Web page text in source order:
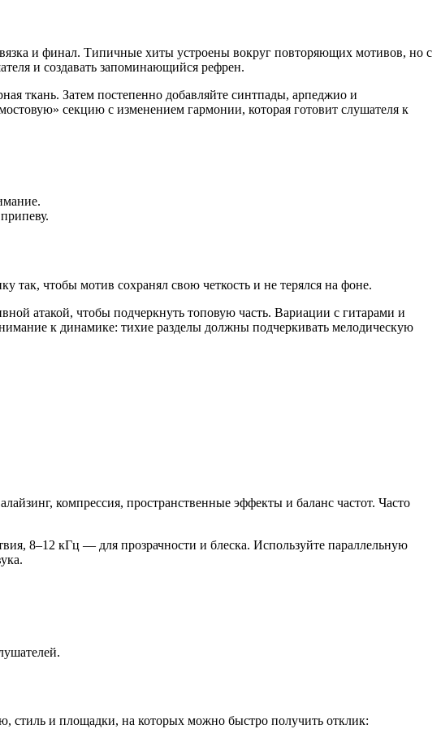
и финал. Типичные хиты устроены вокруг повторяющих мотивов, но с
и создавать запоминающийся рефрен.
ткань. Затем постепенно добавляйте синтпады, арпеджио и
секцию с изменением гармонии, которая готовит слушателя к
так, чтобы мотив сохранял свою четкость и не терялся на фоне.
атакой, чтобы подчеркнуть топовую часть. Вариации с гитарами и
к динамике: тихие разделы должны подчеркивать мелодическую
компрессия, пространственные эффекты и баланс частот. Часто
8–12 кГц — для прозрачности и блеска. Используйте параллельную
стиль и площадки, на которых можно быстро получить отклик: